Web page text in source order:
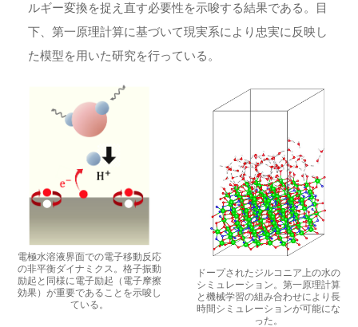
ルギー変換を捉え直す必要性を示唆する結果である。目
下、第一原理計算に基づいて現実系により忠実に反映し
た模型を用いた研究を行っている。
電極水溶液界面での電子移動反応
の非平衡ダイナミクス。格子振動
励起と同様に電子励起（電子摩擦
効果）が重要であることを示唆し
ている。
ドープされたジルコニア上の水の
シミュレーション。第一原理計算
と機械学習の組み合わせにより長
時間シミュレーションが可能にな
った。